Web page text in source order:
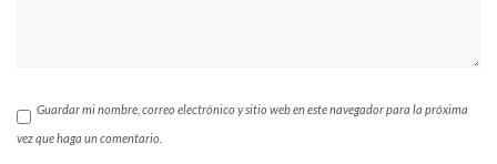
Guardar mi nombre, correo electrónico y sitio web en este navegador para la próxima
vez que haga un comentario.